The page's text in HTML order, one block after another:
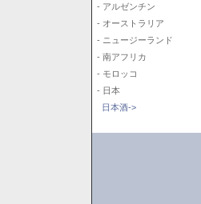
- アルゼンチン
- オーストラリア
- ニュージーランド
- 南アフリカ
- モロッコ
- 日本
日本酒->